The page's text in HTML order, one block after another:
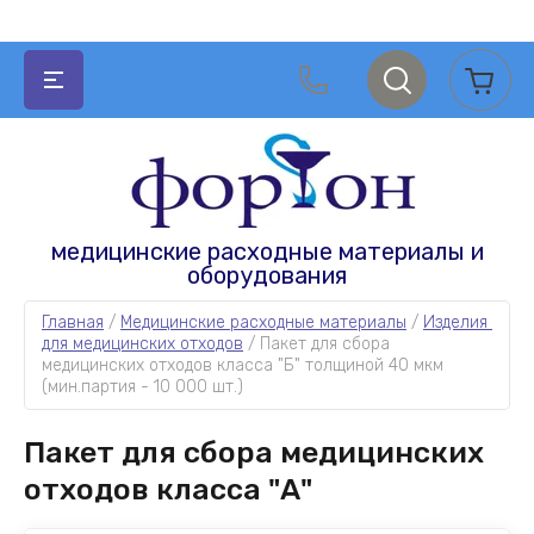
И ГИНЕКОЛОГИЯ
гинекологические
урогенитальные
наборы
РАСХОДНЫЕ МАТЕРИАЛЫ
материалы для УЗИ и ЭКГ
материалы для
материалы для стерилизации
приборы и медицинская
МЕДИЦИНСКАЯ ОДЕЖДА И
медицинская одежда
салфетки одноразовые
медицинские расходные материалы и
оборудования
Главная / Медицинские расходные материалы / Изделия
для медицинских отходов / Пакет для сбора
медицинских отходов класса "Б" толщиной 40 мкм
(мин.партия - 10 000 шт.)
Пакет для сбора медицинских
отходов класса "А"